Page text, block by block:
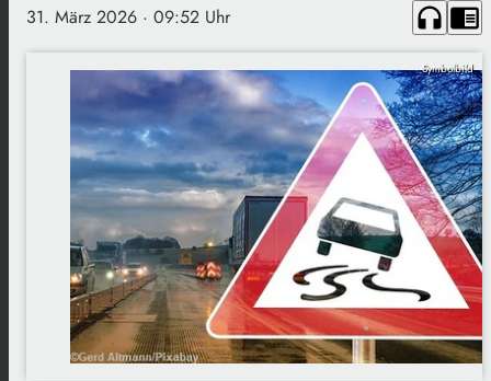
31. März 2026 · 09:52 Uhr headphones chrome_reader_mode
Symbolbild